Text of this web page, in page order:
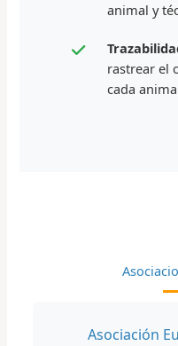
animal y
rastrear el
cada
Asociación